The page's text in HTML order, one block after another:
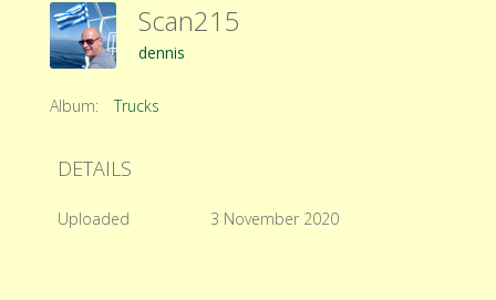
Scan215
dennis
Album: Trucks
DETAILS
Uploaded 3 November 2020